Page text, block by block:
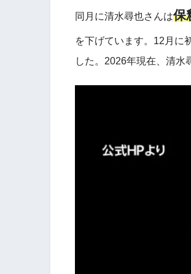
同月に清水尋也さんは保
を下げています。12月に
した。2026年現在、清水